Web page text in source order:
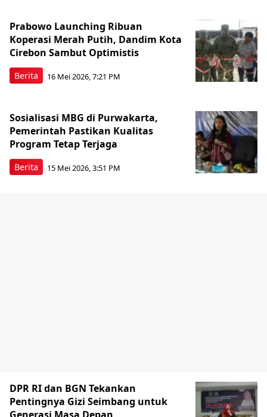
Berita
Prabowo Launching Ribuan
Koperasi Merah Putih, Dandim Kota
Cirebon Sambut Optimistis
16 Mei 2026, 7:21 PM
Berita
Sosialisasi MBG di Purwakarta,
Pemerintah Pastikan Kualitas
Program Tetap Terjaga
15 Mei 2026, 3:51 PM
DPR RI dan BGN Tekankan
Pentingnya Gizi Seimbang untuk